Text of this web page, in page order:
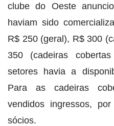
clube do Oeste
haviam sido
R$ 250 (geral), R$ 300
350 (cadeiras
setores havia a
Para as cadeiras
vendidos ingressos,
sócios.